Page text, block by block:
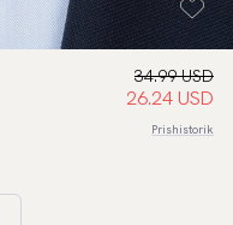
34.99 USD
26.24 USD
Prishistorik